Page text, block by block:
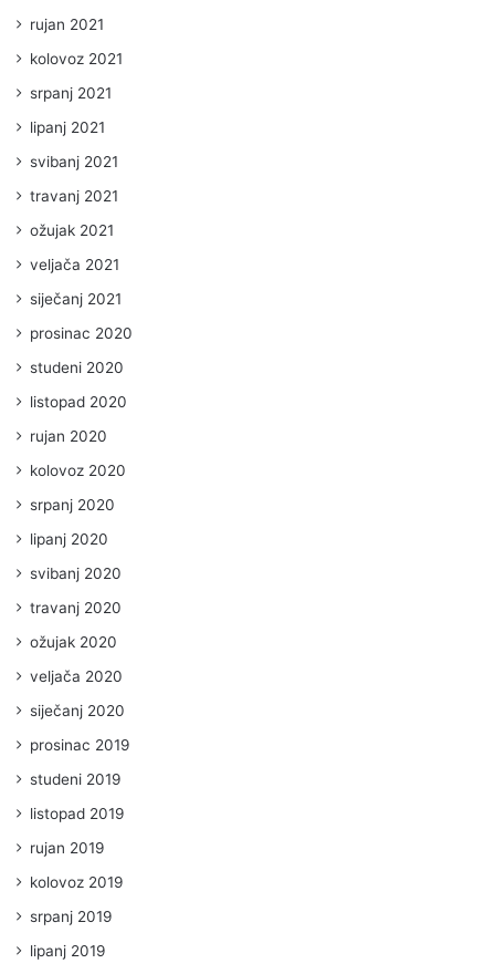
rujan 2021
kolovoz 2021
srpanj 2021
lipanj 2021
svibanj 2021
travanj 2021
ožujak 2021
veljača 2021
siječanj 2021
prosinac 2020
studeni 2020
listopad 2020
rujan 2020
kolovoz 2020
srpanj 2020
lipanj 2020
svibanj 2020
travanj 2020
ožujak 2020
veljača 2020
siječanj 2020
prosinac 2019
studeni 2019
listopad 2019
rujan 2019
kolovoz 2019
srpanj 2019
lipanj 2019